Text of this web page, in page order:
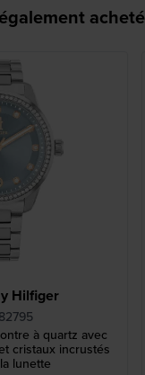
acheté
Hilfiger
à quartz avec
cristaux incrustés
lunette